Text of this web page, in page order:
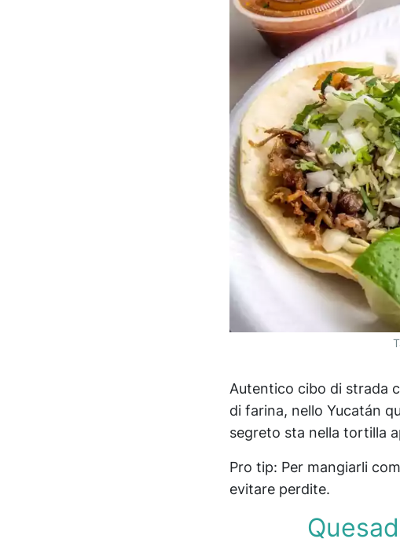
Autentico cibo di strada
di farina, nello Yucatán
segreto sta nella tortilla
Pro tip: Per mangiarli
evitare perdite.